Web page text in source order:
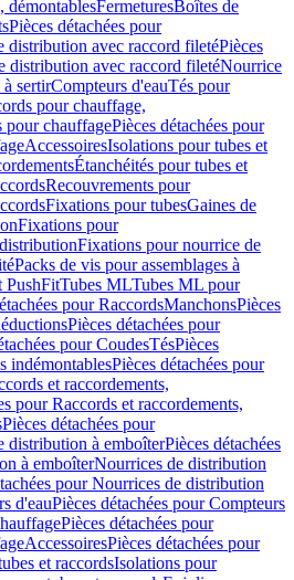
démontablesFermeturesBoîtes de
Pièces détachées pour
distribution avec raccord filetéPièces
distribution avec raccord filetéNourrice
sertirCompteurs d'eauTés pour
pour chauffage,
pour chauffagePièces détachées pour
AccessoiresIsolations pour tubes et
Étanchéités pour tubes et
Recouvrements pour
Fixations pour tubesGaines de
Fixations pour
Fixations pour nourrice de
Packs de vis pour assemblages à
PushFitTubes MLTubes ML pour
pour RaccordsManchonsPièces
Pièces détachées pour
pour CoudesTésPièces
indémontablesPièces détachées pour
et raccordements,
pour Raccords et raccordements,
Pièces détachées pour
distribution à emboîterPièces détachées
à emboîterNourrices de distribution
pour Nourrices de distribution
d'eauPièces détachées pour Compteurs
Pièces détachées pour
AccessoiresPièces détachées pour
et raccordsIsolations pour